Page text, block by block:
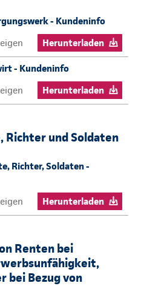
- Kundeninfo
Herunterladen
- Kundeninfo
Herunterladen
und Soldaten
Richter, Soldaten -
Herunterladen
Renten bei
bei Bezug von